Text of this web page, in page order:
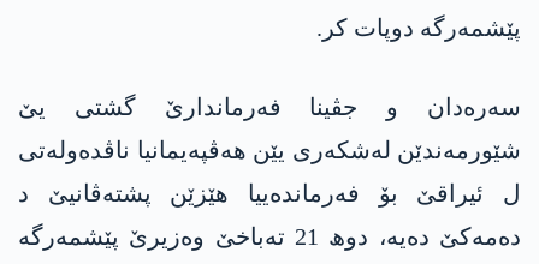
پێشمەرگە دوپات کر.
سەرەدان و جڤینا فەرماندارێ گشتی یێ
شێورمەندێن لەشکەری یێن ھەڤپەیمانیا ناڤدەولەتی
ل ئیراقێ بۆ فەرماندەییا ھێزێن پشتەڤانیێ د
دەمەکێ دەیە، دوھ 21 تەباخێ وەزیرێ پێشمەرگە